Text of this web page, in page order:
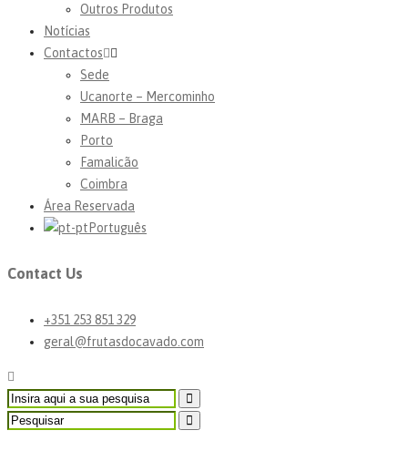
Outros Produtos
Notícias
Contactos
Sede
Ucanorte – Mercominho
MARB – Braga
Porto
Famalicão
Coimbra
Área Reservada
Português
Contact Us
+351 253 851 329
geral@frutasdocavado.com